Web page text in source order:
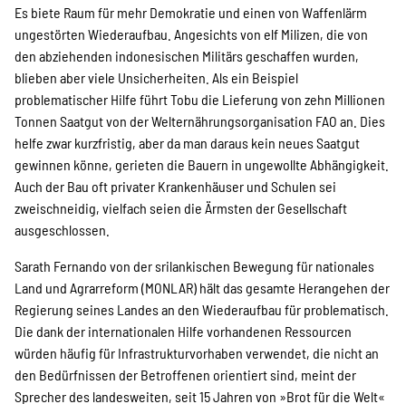
Suche
Es biete Raum für mehr Demokratie und einen von Waffenlärm
ungestörten Wiederaufbau. Angesichts von elf Milizen, die von
den abziehenden indonesischen Militärs geschaffen wurden,
blieben aber viele Unsicherheiten. Als ein Beispiel
problematischer Hilfe führt Tobu die Lieferung von zehn Millionen
Tonnen Saatgut von der Welternährungsorganisation FAO an. Dies
helfe zwar kurzfristig, aber da man daraus kein neues Saatgut
gewinnen könne, gerieten die Bauern in ungewollte Abhängigkeit.
Auch der Bau oft privater Krankenhäuser und Schulen sei
zweischneidig, vielfach seien die Ärmsten der Gesellschaft
ausgeschlossen.
Sarath Fernando von der srilankischen Bewegung für nationales
Land und Agrarreform (MONLAR) hält das gesamte Herangehen der
Regierung seines Landes an den Wiederaufbau für problematisch.
Die dank der internationalen Hilfe vorhandenen Ressourcen
würden häufig für Infrastrukturvorhaben verwendet, die nicht an
den Bedürfnissen der Betroffenen orientiert sind, meint der
Sprecher des landesweiten, seit 15 Jahren von »Brot für die Welt«